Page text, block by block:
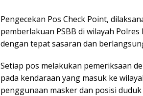
Pengecekan Pos Check Point,
pemberlakuan PSBB di wilayah
dengan tepat sasaran dan
Setiap pos melakukan pemeriksaan
pada kendaraan yang masuk ke
penggunaan masker dan posisi